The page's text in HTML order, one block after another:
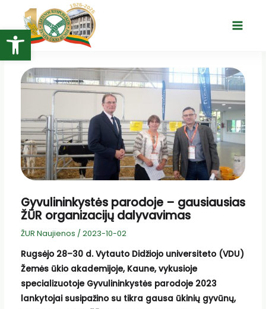
Open toolbar
turinio
Main
Gyvulininkystės parodoje – gausiausias
ŽŪR organizacijų dalyvavimas
ŽUR Naujienos / 2023-10-02
Rugsėjo 28–30 d. Vytauto Didžiojo universiteto (VDU)
Žemės ūkio akademijoje, Kaune, vykusioje
specializuotoje Gyvulininkystės parodoje 2023
lankytojai susipažino su tikra gausa ūkinių gyvūnų,